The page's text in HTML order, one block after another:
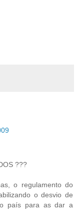
???
o regulamento do
o desvio de
país para as dar a